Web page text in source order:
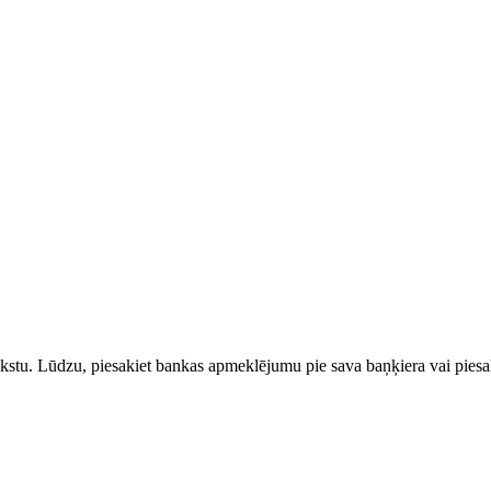
Lūdzu, piesakiet bankas apmeklējumu pie sava baņķiera vai